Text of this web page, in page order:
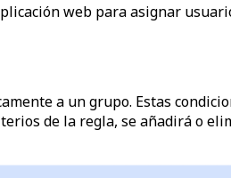
web para asignar
a un grupo. Estas
de la regla, se añadirá o